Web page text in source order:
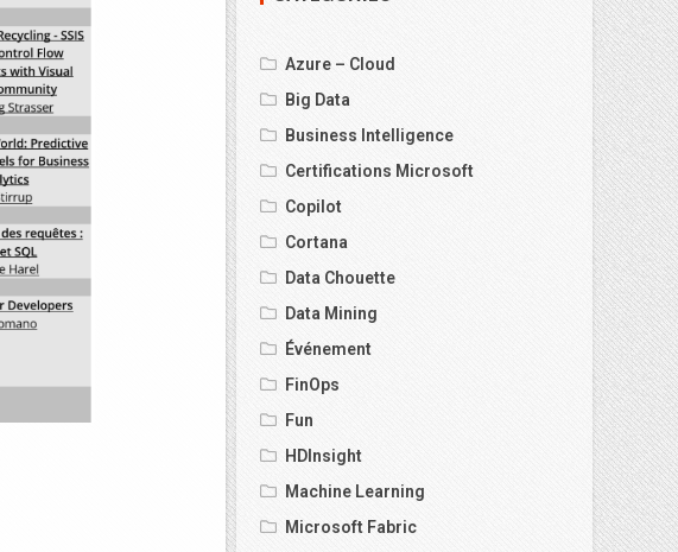
Azure – Cloud
Big Data
Business Intelligence
Certifications Microsoft
Copilot
Cortana
Data Chouette
Data Mining
Événement
FinOps
Fun
HDInsight
Machine Learning
Microsoft Fabric